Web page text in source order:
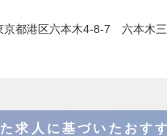
京都港区六本木4-8-7 六本木
求人に基づいたおす